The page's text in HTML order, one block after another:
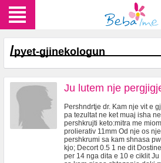
/pyet-gjinekologun
Ju lutem nje
Pershndrtje dr. Kam nje vit e
pa tezultat ne ket muaj isha
pershkrujti keto:mitra me
prolierativ 11mm Od nje os
pershkrumi sa kam shnasa
kjo; Decort 0.5 1 ne dit
per 14 nga dita e 10 e ciklit